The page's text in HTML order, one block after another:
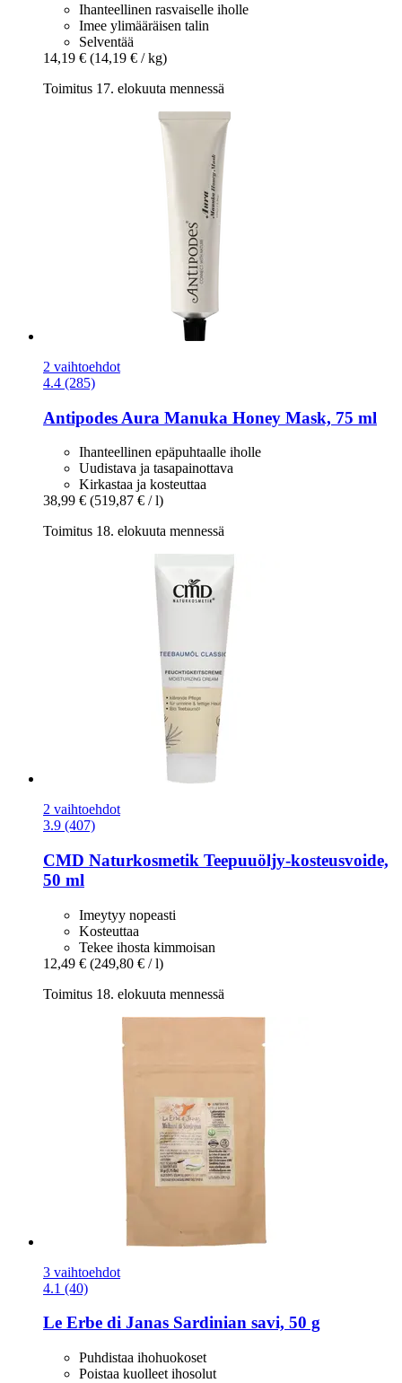
Ihanteellinen rasvaiselle iholle
Imee ylimääräisen talin
Selventää
14,19 € (14,19 € / kg)
Toimitus 17. elokuuta mennessä
2 vaihtoehdot
4.4 (285)
Antipodes Aura Manuka Honey Mask, 75 ml
Ihanteellinen epäpuhtaalle iholle
Uudistava ja tasapainottava
Kirkastaa ja kosteuttaa
38,99 € (519,87 € / l)
Toimitus 18. elokuuta mennessä
2 vaihtoehdot
3.9 (407)
CMD Naturkosmetik Teepuuöljy-​kosteusvoide,
50 ml
Imeytyy nopeasti
Kosteuttaa
Tekee ihosta kimmoisan
12,49 € (249,80 € / l)
Toimitus 18. elokuuta mennessä
3 vaihtoehdot
4.1 (40)
Le Erbe di Janas Sardinian savi, 50 g
Puhdistaa ihohuokoset
Poistaa kuolleet ihosolut